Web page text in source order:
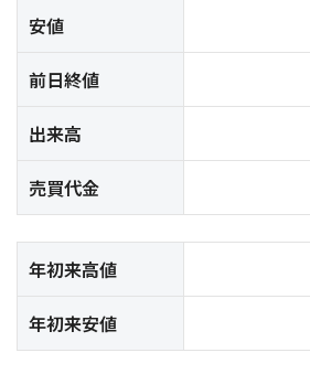
安値
前日終値
出来高
売買代金
年初来高値
年初来安値